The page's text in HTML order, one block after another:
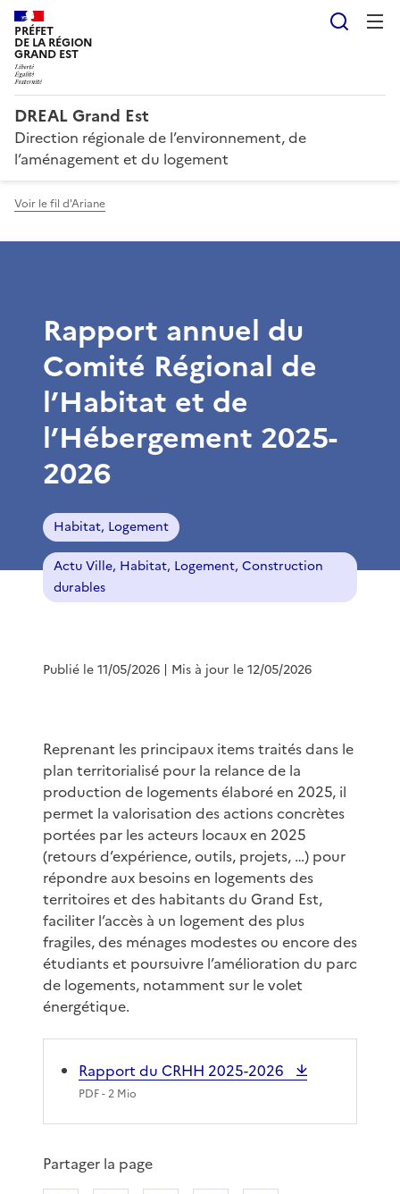
PRÉFET
DE LA RÉGION
GRAND EST
DREAL Grand Est
Direction régionale de l’environnement, de
l’aménagement et du logement
Voir le fil d'Ariane
Rapport annuel du
Comité Régional de
l’Habitat et de
l’Hébergement 2025-
2026
Habitat, Logement
Actu Ville, Habitat, Logement, Construction
durables
Publié le 11/05/2026 | Mis à jour le 12/05/2026
Reprenant les principaux items traités dans le
plan territorialisé pour la relance de la
production de logements élaboré en 2025, il
permet la valorisation des actions concrètes
portées par les acteurs locaux en 2025
(retours d’expérience, outils, projets, …) pour
répondre aux besoins en logements des
territoires et des habitants du Grand Est,
faciliter l’accès à un logement des plus
fragiles, des ménages modestes ou encore des
étudiants et poursuivre l’amélioration du parc
de logements, notamment sur le volet
énergétique.
Rapport du CRHH 2025-2026
PDF- 2 Mio
Partager la page